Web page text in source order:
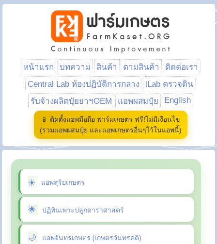
หน้าแรก บทความ สินค้า ตามสินค้า
ติดต่อเรา
Central Lab ห้องปฏิบัติการกลาง
iLab ตรวจดิน
รับจ้างผลิตปุ๋ยยาฯOEM
แอพผสมปุ๋ย English
📱 ติดตั้งแอพมือถือ ฟาร์มเกษตร ฟรี!ไม่มีเงื่อนไข
(รวมแอพผสมปุ๋ย และแอพเกษตรอื่นๆไว้ในแอพนี้)
แอพสุริยเกษตร
ปฏิทินเพาะปลูกดาราศาสตร์
แอพจันทรเกษตร (เกษตรจันทรคติ)